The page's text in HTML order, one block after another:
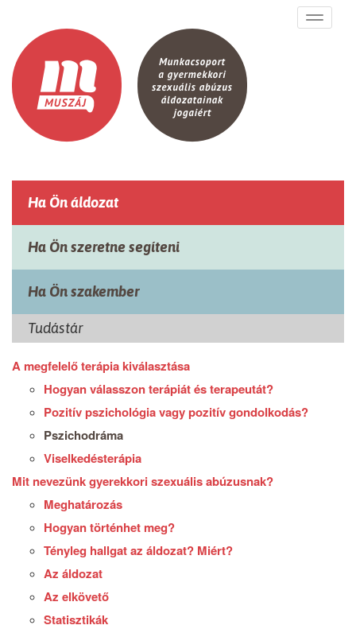
Toggle
Ha Ön áldozat
Ha Ön szeretne segíteni
Ha Ön szakember
Tudástár
A megfelelő terápia kiválasztása
Hogyan válasszon terápiát és terapeutát?
Pozitív pszichológia vagy pozitív gondolkodás?
Pszichodráma
Viselkedésterápia
Mit nevezünk gyerekkori szexuális abúzusnak?
Meghatározás
Hogyan történhet meg?
Tényleg hallgat az áldozat? Miért?
Az áldozat
Az elkövető
Statisztikák